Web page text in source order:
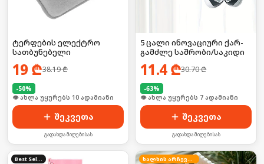
ტერფების ელექტრო
სათბუნებელი
19 ₾38.19₾
-50%
🛒 ბოლო 24სთ-ში იყიდა 12-მა
შეკვეთა
გადახდა მიღებისას
5 ცალი ინოვაციური ქარ-
გამძლე საშრობი/საკიდი
11.4₾30.70₾
-63%
🛒 ბოლო 24სთ-ში იყიდა 8-მა
შეკვეთა
გადახდა მიღებისას